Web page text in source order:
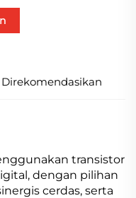
transistor
dengan pilihan
cerdas, serta